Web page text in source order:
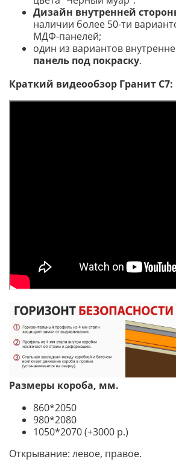
Дизайн внутренней
наличии более 50-ти
МДФ-панелей;
один из вариантов
панель под покраску.
Краткий видеообзор Гранит С7:
Размеры короба, мм.
860*2050
980*2080
1050*2070 (+3000 р.)
Открывание: левое, правое.